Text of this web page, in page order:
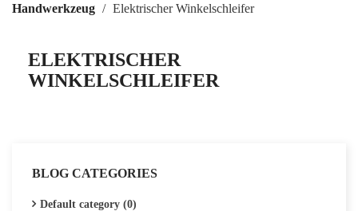
Handwerkzeug
Elektrischer Winkelschleifer
ELEKTRISCHER
WINKELSCHLEIFER
BLOG CATEGORIES
Default category (0)